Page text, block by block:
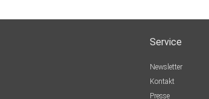
Service
Newsletter
Kontakt
Presse